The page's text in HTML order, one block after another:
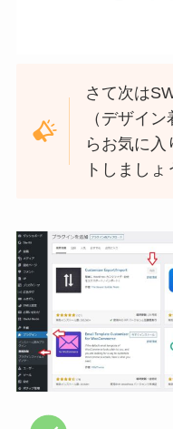
さて次は
（デザイ
らお気に
トしましょ